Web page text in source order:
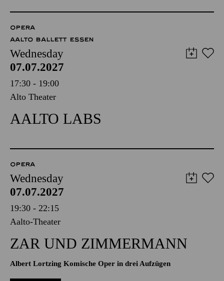
OPERA
AALTO BALLETT ESSEN
Wednesday
07.07.2027
17:30 - 19:00
Alto Theater
AALTO LABS
OPERA
Wednesday
07.07.2027
19:30 - 22:15
Aalto-Theater
ZAR UND ZIMMERMANN
Albert Lortzing Komische Oper in drei Aufzügen